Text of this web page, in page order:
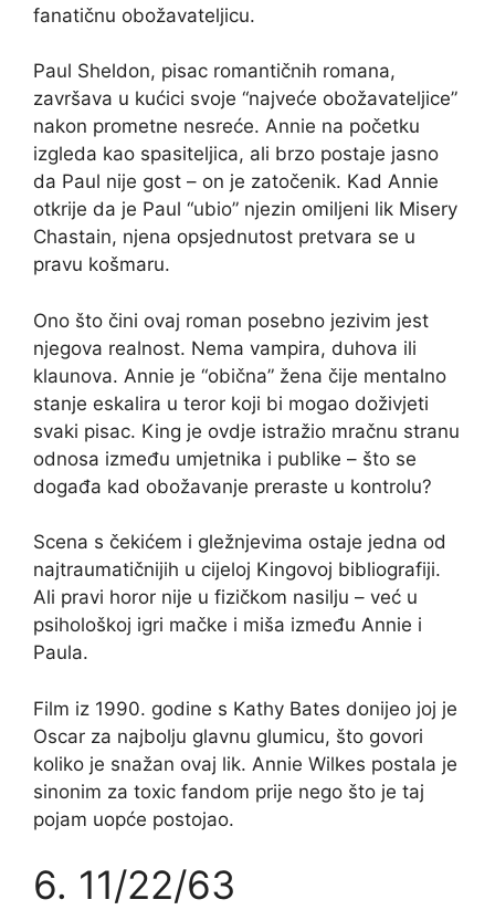
fanatičnu obožavateljicu.
Paul Sheldon, pisac romantičnih romana,
završava u kućici svoje “najveće obožavateljice”
nakon prometne nesreće. Annie na početku
izgleda kao spasiteljica, ali brzo postaje jasno
da Paul nije gost – on je zatočenik. Kad Annie
otkrije da je Paul “ubio” njezin omiljeni lik Misery
Chastain, njena opsjednutost pretvara se u
pravu košmaru.
Ono što čini ovaj roman posebno jezivim jest
njegova realnost. Nema vampira, duhova ili
klaunova. Annie je “obična” žena čije mentalno
stanje eskalira u teror koji bi mogao doživjeti
svaki pisac. King je ovdje istražio mračnu stranu
odnosa između umjetnika i publike – što se
događa kad obožavanje preraste u kontrolu?
Scena s čekićem i gležnjevima ostaje jedna od
najtraumatičnijih u cijeloj Kingovoj bibliografiji.
Ali pravi horor nije u fizičkom nasilju – već u
psihološkoj igri mačke i miša između Annie i
Paula.
Film iz 1990. godine s Kathy Bates donijeo joj je
Oscar za najbolju glavnu glumicu, što govori
koliko je snažan ovaj lik. Annie Wilkes postala je
sinonim za toxic fandom prije nego što je taj
pojam uopće postojao.
6. 11/22/63